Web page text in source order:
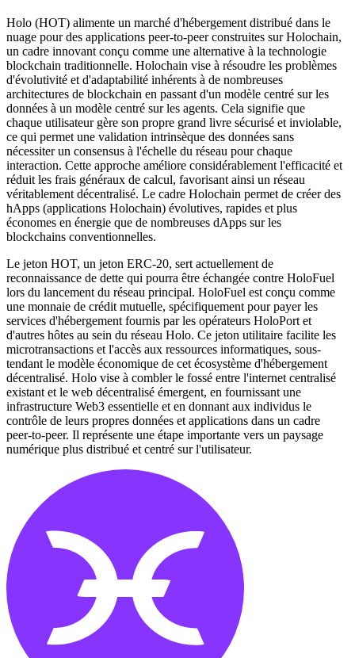
Holo (HOT) alimente un marché d'hébergement distribué dans le
nuage pour des applications peer-to-peer construites sur Holochain,
un cadre innovant conçu comme une alternative à la technologie
blockchain traditionnelle. Holochain vise à résoudre les problèmes
d'évolutivité et d'adaptabilité inhérents à de nombreuses
architectures de blockchain en passant d'un modèle centré sur les
données à un modèle centré sur les agents. Cela signifie que
chaque utilisateur gère son propre grand livre sécurisé et inviolable,
ce qui permet une validation intrinsèque des données sans
nécessiter un consensus à l'échelle du réseau pour chaque
interaction. Cette approche améliore considérablement l'efficacité et
réduit les frais généraux de calcul, favorisant ainsi un réseau
véritablement décentralisé. Le cadre Holochain permet de créer des
hApps (applications Holochain) évolutives, rapides et plus
économes en énergie que de nombreuses dApps sur les
blockchains conventionnelles.
Le jeton HOT, un jeton ERC-20, sert actuellement de
reconnaissance de dette qui pourra être échangée contre HoloFuel
lors du lancement du réseau principal. HoloFuel est conçu comme
une monnaie de crédit mutuelle, spécifiquement pour payer les
services d'hébergement fournis par les opérateurs HoloPort et
d'autres hôtes au sein du réseau Holo. Ce jeton utilitaire facilite les
microtransactions et l'accès aux ressources informatiques, sous-
tendant le modèle économique de cet écosystème d'hébergement
décentralisé. Holo vise à combler le fossé entre l'internet centralisé
existant et le web décentralisé émergent, en fournissant une
infrastructure Web3 essentielle et en donnant aux individus le
contrôle de leurs propres données et applications dans un cadre
peer-to-peer. Il représente une étape importante vers un paysage
numérique plus distribué et centré sur l'utilisateur.